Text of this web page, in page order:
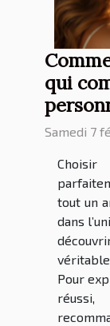
qui
Samedi 7
tout un
dans
Pour